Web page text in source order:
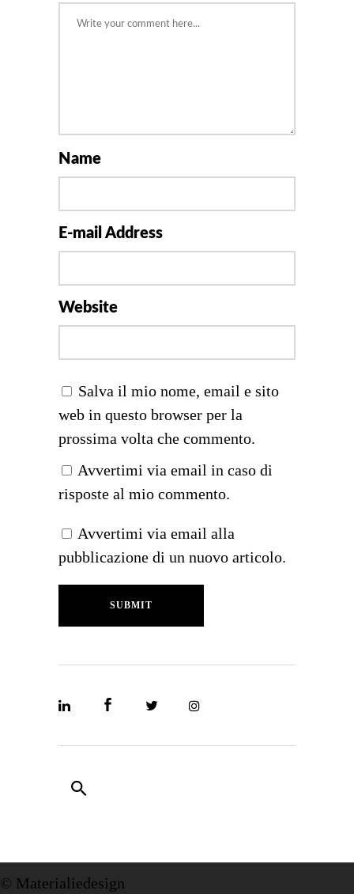
Name
E-mail Address
Website
Salva il mio nome, email e sito
web in questo browser per la
prossima volta che commento.
Avvertimi via email in caso di
risposte al mio commento.
Avvertimi via email alla
pubblicazione di un nuovo articolo.
SUBMIT
© Materialiedesign